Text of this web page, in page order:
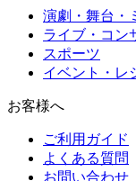
演劇・舞台・
ライブ・コン
スポーツ
イベント・レ
お客様へ
ご利用ガイド
よくある質問
お問い合わせ